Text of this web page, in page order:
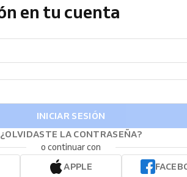
en tu cuenta
INICIAR SESIÓN
¿OLVIDASTE LA CONTRASEÑA?
o continuar con
APPLE